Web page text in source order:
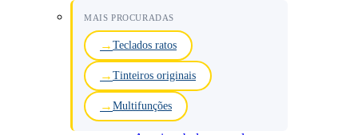
MAIS PROCURADAS
Teclados ratos
Tinteiros originais
Multifunções